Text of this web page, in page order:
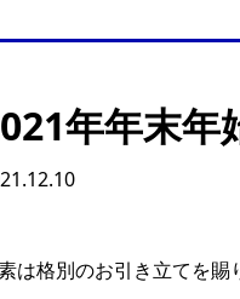
年年末
は格別のお引き立てを賜